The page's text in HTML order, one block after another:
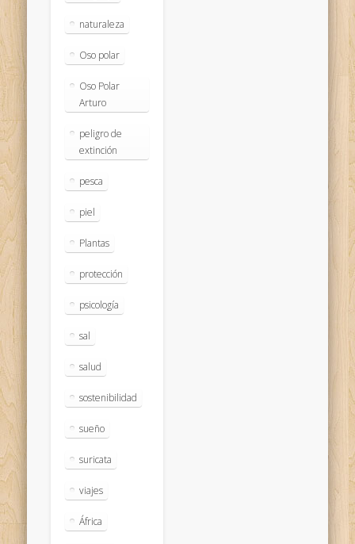
naturaleza
Oso polar
Oso Polar
Arturo
peligro de
extinción
pesca
piel
Plantas
protección
psicología
sal
salud
sostenibilidad
sueño
suricata
viajes
África